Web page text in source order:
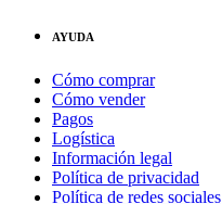
AYUDA
Cómo comprar
Cómo vender
Pagos
Logística
Información legal
Política de privacidad
Política de redes sociales